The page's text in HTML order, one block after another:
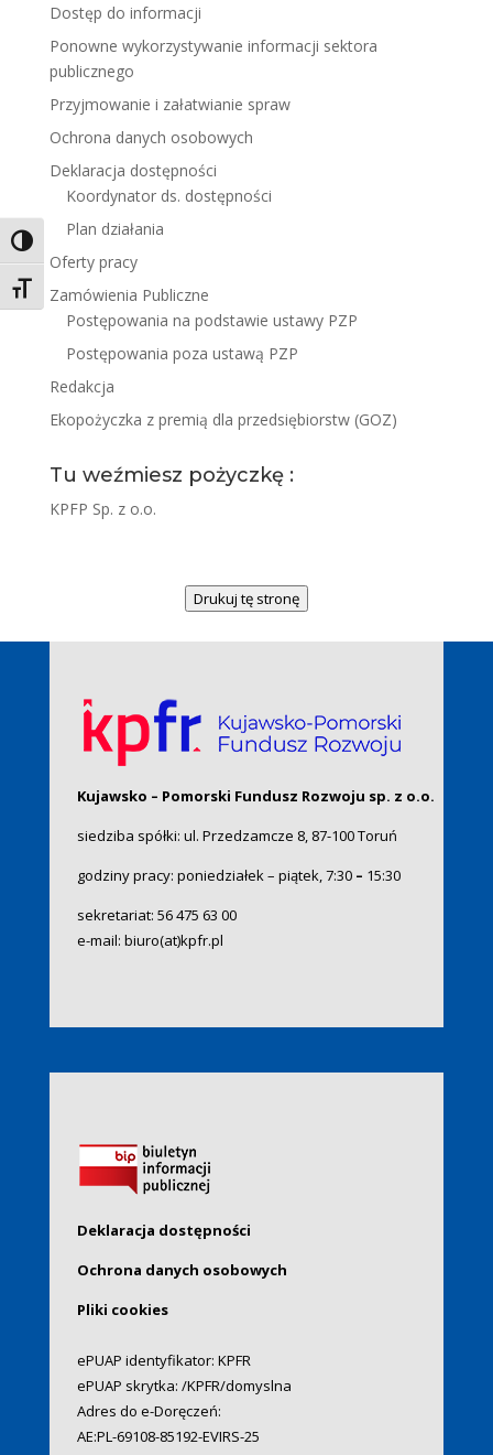
Toggle High Contrast
Toggle Font size
Dostęp do informacji
Ponowne wykorzystywanie informacji sektora
publicznego
Przyjmowanie i załatwianie spraw
Ochrona danych osobowych
Deklaracja dostępności
Koordynator ds. dostępności
Plan działania
Oferty pracy
Zamówienia Publiczne
Postępowania na podstawie ustawy PZP
Postępowania poza ustawą PZP
Redakcja
Ekopożyczka z premią dla przedsiębiorstw (GOZ)
Tu weźmiesz pożyczkę :
KPFP Sp. z o.o.
Drukuj tę stronę
Kujawsko – Pomorski Fundusz Rozwoju sp. z o.o.
siedziba spółki: ul. Przedzamcze 8, 87-100 Toruń
godziny pracy: poniedziałek – piątek, 7:30– 15:30
sekretariat: 56 475 63 00
e-mail: biuro(at)kpfr.pl
Deklaracja dostępności
Ochrona danych osobowych
Pliki cookies
ePUAP identyfikator: KPFR
ePUAP skrytka: /KPFR/domyslna
Adres do e-Doręczeń:
AE:PL-69108-85192-EVIRS-25